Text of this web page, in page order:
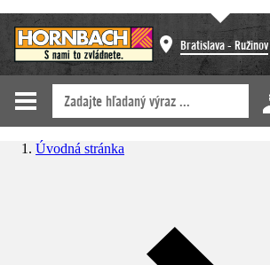
Bratislava - Ružinov
Úvodná stránka